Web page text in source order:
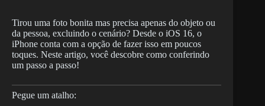
Tirou uma foto bonita mas precisa apenas do objeto ou
da pessoa, excluindo o cenário? Desde o iOS 16, o
iPhone conta com a opção de fazer isso em poucos
toques. Neste artigo, você descobre como conferindo
um passo a passo!
Pegue um atalho: